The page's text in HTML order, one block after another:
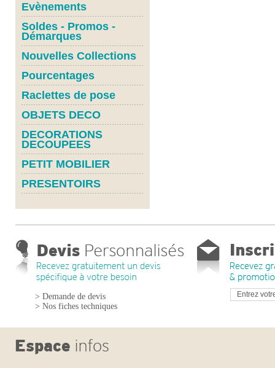
Evènements
Soldes - Promos -
Démarques
Nouvelles Collections
Pourcentages
Raclettes de pose
OBJETS DECO
DECORATIONS
DECOUPEES
PETIT MOBILIER
PRESENTOIRS
> Demande de devis
> Nos fiches techniques